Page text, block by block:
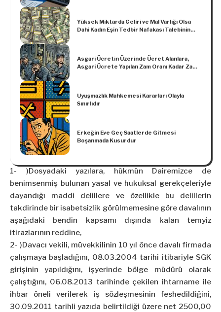
Mümkün Bulunmaktadır
Yüksek Miktarda Geliri ve Mal Varlığı Olsa
Dahi Kadın Eşin Tedbir Nafakası Talebinin
Asgari Ücretin Üzerinde Ücret Alanlara,
Asgari Ücrete Yapılan Zam Oranı Kadar Zam
Uyuşmazlık Mahkemesi Kararları Olayla
Sınırlıdır
Erkeğin Eve Geç Saatlerde Gitmesi
Boşanmada Kusurdur
1- )Dosyadaki yazılara, hükmün Dairemizce de
benimsenmiş bulunan yasal ve hukuksal gerekçeleriyle
dayandığı maddi delillere ve özellikle bu delillerin
takdirinde bir isabetsizlik görülmemesine göre davalının
aşağıdaki bendin kapsamı dışında kalan temyiz
itirazlarının reddine,
2- )Davacı vekili, müvekkilinin 10 yıl önce davalı firmada
çalışmaya başladığını, 08.03.2004 tarihi itibariyle SGK
girişinin yapıldığını, işyerinde bölge müdürü olarak
çalıştığını, 06.08.2013 tarihinde çekilen ihtarname ile
ihbar öneli verilerek iş sözleşmesinin feshedildiğini,
30.09.2011 tarihli yazıda belirtildiği üzere net 2500,00